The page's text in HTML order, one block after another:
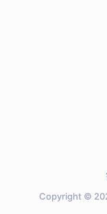
Copyright ©